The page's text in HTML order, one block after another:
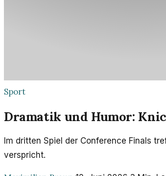
Sport
Dramatik und Humor:
Im dritten Spiel der Conference Finals
verspricht.